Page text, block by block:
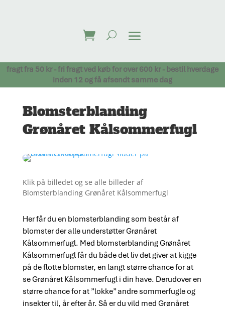
fragt fra 50 kr - fri fragt ved køb for over 600 kr - bestil hverdage
inden 12 og få afsendt samme dag
Blomsterblanding
Grønåret Kålsommerfugl
Klik på billedet og se alle billeder af
Blomsterblanding Grønåret Kålsommerfugl
Her får du en blomsterblanding som består af
blomster der alle understøtter Grønåret
Kålsommerfugl. Med blomsterblanding Grønåret
Kålsommerfugl får du både det liv det giver at kigge
på de flotte blomster, en langt større chance for at
se Grønåret Kålsommerfugl i din have. Derudover en
større chance for at ”lokke” andre sommerfugle og
insekter til, år efter år. Så er du vild med Grønåret